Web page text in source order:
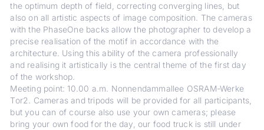
the optimum depth of field, correcting converging lines, but
also on all artistic aspects of image composition. The cameras
with the PhaseOne backs allow the photographer to develop a
precise realisation of the motif in accordance with the
architecture. Using this ability of the camera professionally
and realising it artistically is the central theme of the first day
of the workshop.
Meeting point: 10.00 a.m. Nonnendammallee OSRAM-Werke
Tor2. Cameras and tripods will be provided for all participants,
but you can of course also use your own cameras; please
bring your own food for the day, our food truck is still under